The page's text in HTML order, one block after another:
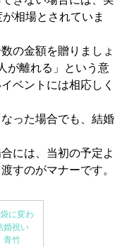
相場とされていま
の金額を贈りましょ
が離れる」という意
ベントには相応しく
った場合でも、結婚
には、当初の予定よ
すのがマナーです。
に変わ
婚祝い
青竹